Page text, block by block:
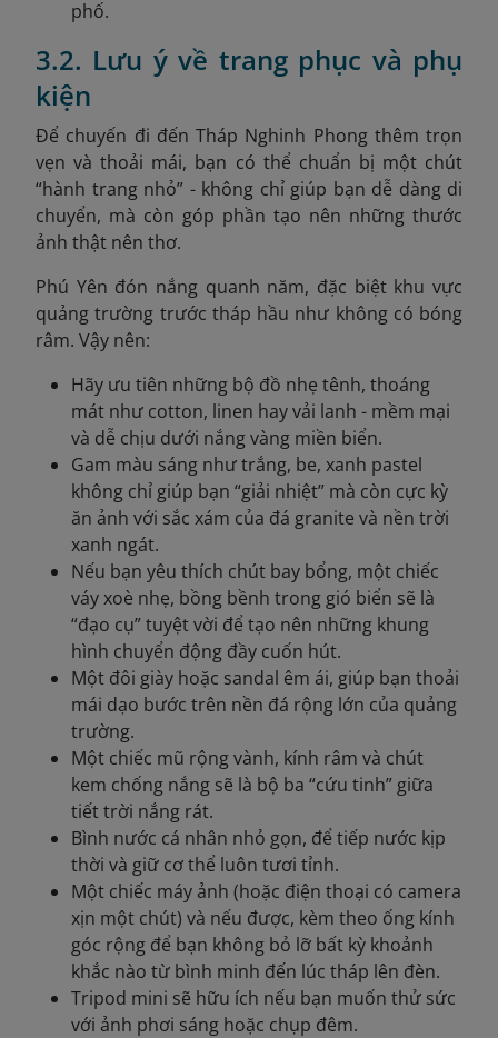
phố.
3.2. Lưu ý về trang phục và phụ
kiện
Để chuyến đi đến Tháp Nghinh Phong thêm trọn
vẹn và thoải mái, bạn có thể chuẩn bị một chút
“hành trang nhỏ” - không chỉ giúp bạn dễ dàng di
chuyển, mà còn góp phần tạo nên những thước
ảnh thật nên thơ.
Phú Yên đón nắng quanh năm, đặc biệt khu vực
quảng trường trước tháp hầu như không có bóng
râm. Vậy nên:
Hãy ưu tiên những bộ đồ nhẹ tênh, thoáng
mát như cotton, linen hay vải lanh - mềm mại
và dễ chịu dưới nắng vàng miền biển.
Gam màu sáng như trắng, be, xanh pastel
không chỉ giúp bạn “giải nhiệt” mà còn cực kỳ
ăn ảnh với sắc xám của đá granite và nền trời
xanh ngát.
Nếu bạn yêu thích chút bay bổng, một chiếc
váy xoè nhẹ, bồng bềnh trong gió biển sẽ là
“đạo cụ” tuyệt vời để tạo nên những khung
hình chuyển động đầy cuốn hút.
Một đôi giày hoặc sandal êm ái, giúp bạn thoải
mái dạo bước trên nền đá rộng lớn của quảng
trường.
Một chiếc mũ rộng vành, kính râm và chút
kem chống nắng sẽ là bộ ba “cứu tinh” giữa
tiết trời nắng rát.
Bình nước cá nhân nhỏ gọn, để tiếp nước kịp
thời và giữ cơ thể luôn tươi tỉnh.
Một chiếc máy ảnh (hoặc điện thoại có camera
xịn một chút) và nếu được, kèm theo ống kính
góc rộng để bạn không bỏ lỡ bất kỳ khoảnh
khắc nào từ bình minh đến lúc tháp lên đèn.
Tripod mini sẽ hữu ích nếu bạn muốn thử sức
với ảnh phơi sáng hoặc chụp đêm.